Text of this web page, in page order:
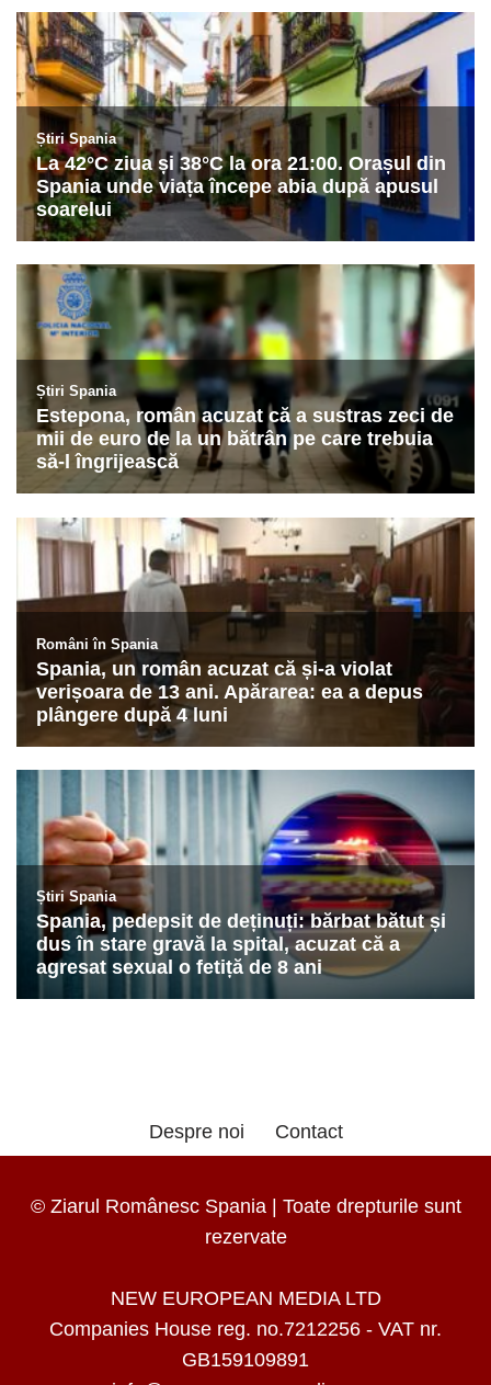
Despre noi Contact
© Ziarul Românesc Spania | Toate drepturile sunt
rezervate
NEW EUROPEAN MEDIA LTD
Companies House reg. no.7212256 - VAT nr.
GB159109891